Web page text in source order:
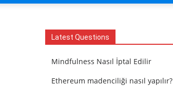
Latest Questions
Mindfulness Nasıl İptal Edilir
Ethereum madenciliği nasıl yapılır?